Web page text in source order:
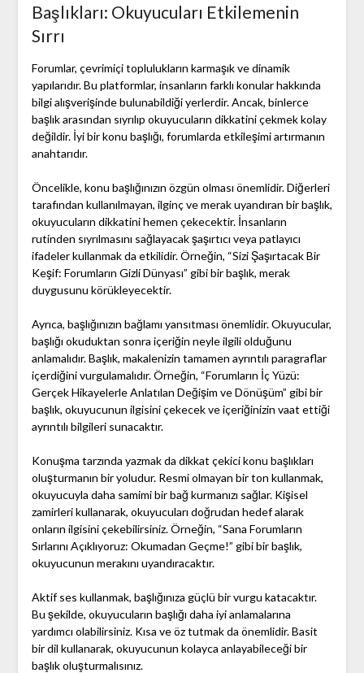
Başlıkları: Okuyucuları Etkilemenin
Sırrı
Forumlar, çevrimiçi toplulukların karmaşık ve dinamik
yapılarıdır. Bu platformlar, insanların farklı konular hakkında
bilgi alışverişinde bulunabildiği yerlerdir. Ancak, binlerce
başlık arasından sıyrılıp okuyucuların dikkatini çekmek kolay
değildir. İyi bir konu başlığı, forumlarda etkileşimi artırmanın
anahtarıdır.
Öncelikle, konu başlığınızın özgün olması önemlidir. Diğerleri
tarafından kullanılmayan, ilginç ve merak uyandıran bir başlık,
okuyucuların dikkatini hemen çekecektir. İnsanların
rutinden sıyrılmasını sağlayacak şaşırtıcı veya patlayıcı
ifadeler kullanmak da etkilidir. Örneğin, “Sizi Şaşırtacak Bir
Keşif: Forumların Gizli Dünyası” gibi bir başlık, merak
duygusunu körükleyecektir.
Ayrıca, başlığınızın bağlamı yansıtması önemlidir. Okuyucular,
başlığı okuduktan sonra içeriğin neyle ilgili olduğunu
anlamalıdır. Başlık, makalenizin tamamen ayrıntılı paragraflar
içerdiğini vurgulamalıdır. Örneğin, “Forumların İç Yüzü:
Gerçek Hikayelerle Anlatılan Değişim ve Dönüşüm” gibi bir
başlık, okuyucunun ilgisini çekecek ve içeriğinizin vaat ettiği
ayrıntılı bilgileri sunacaktır.
Konuşma tarzında yazmak da dikkat çekici konu başlıkları
oluşturmanın bir yoludur. Resmi olmayan bir ton kullanmak,
okuyucuyla daha samimi bir bağ kurmanızı sağlar. Kişisel
zamirleri kullanarak, okuyucuları doğrudan hedef alarak
onların ilgisini çekebilirsiniz. Örneğin, “Sana Forumların
Sırlarını Açıklıyoruz: Okumadan Geçme!” gibi bir başlık,
okuyucunun merakını uyandıracaktır.
Aktif ses kullanmak, başlığınıza güçlü bir vurgu katacaktır.
Bu şekilde, okuyucuların başlığı daha iyi anlamalarına
yardımcı olabilirsiniz. Kısa ve öz tutmak da önemlidir. Basit
bir dil kullanarak, okuyucunun kolayca anlayabileceği bir
başlık oluşturmalısınız.